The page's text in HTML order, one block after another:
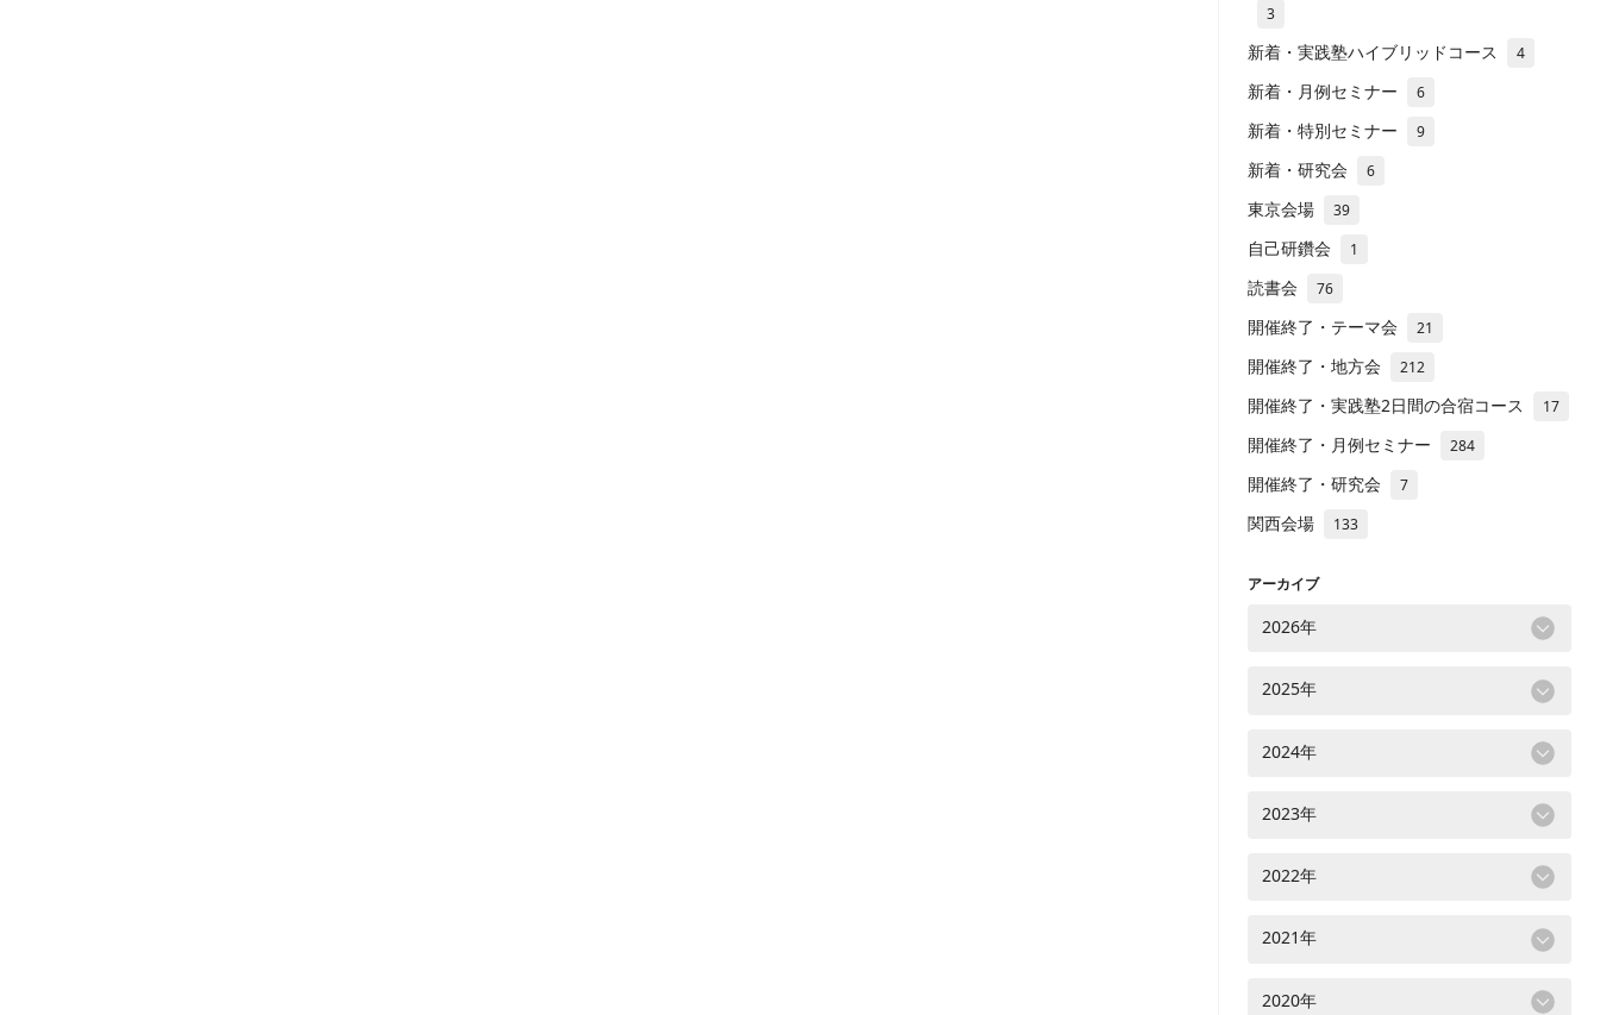
3
新着・実践塾ハイブリッドコース 4
新着・月例セミナー 6
新着・特別セミナー 9
新着・研究会 6
東京会場 39
自己研鑽会 1
読書会 76
開催終了・テーマ会 21
開催終了・地方会 212
開催終了・実践塾2日間の合宿コース 17
開催終了・月例セミナー 284
開催終了・研究会 7
関西会場 133
アーカイブ
2026年
2025年
2024年
2023年
2022年
2021年
2020年